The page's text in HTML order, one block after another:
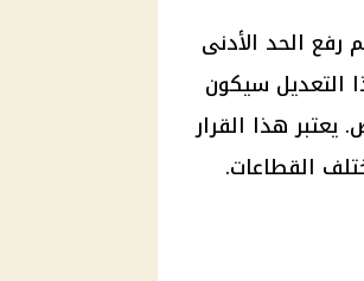
الحد الأدنى
جنيه بدلًا من 6000 جنيه. هذا التعديل سيكون
الخاص. يعتبر هذا القرار
القطاعات.